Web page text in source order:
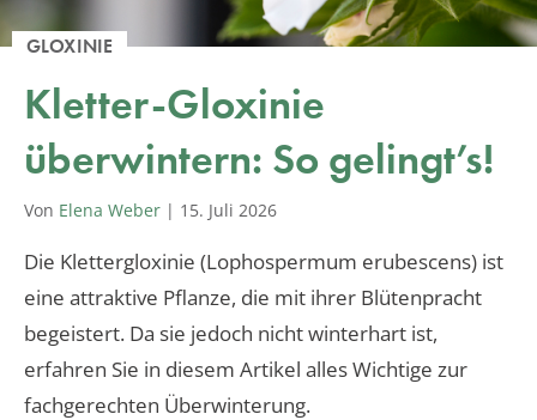
GLOXINIE
Kletter-Gloxinie
überwintern: So gelingt’s!
Von Elena Weber | 15. Juli 2026
Die Klettergloxinie (Lophospermum erubescens) ist
eine attraktive Pflanze, die mit ihrer Blütenpracht
begeistert. Da sie jedoch nicht winterhart ist,
erfahren Sie in diesem Artikel alles Wichtige zur
fachgerechten Überwinterung.